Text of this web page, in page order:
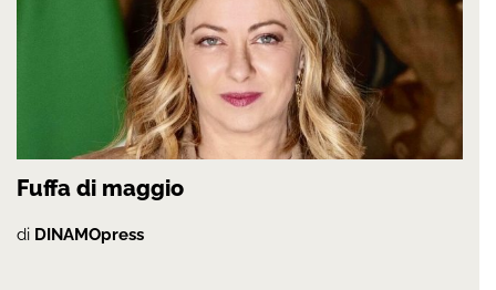
Fuffa di maggio
di DINAMOpress